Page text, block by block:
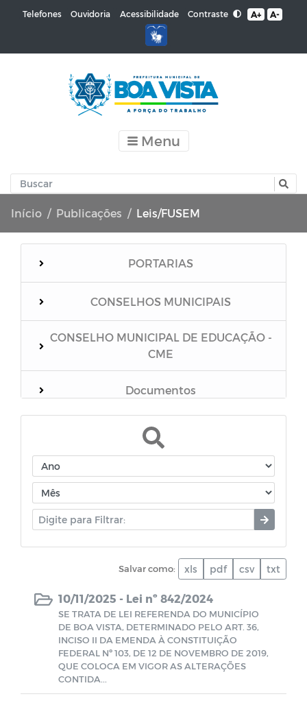
Telefones Ouvidoria Acessibilidade Contraste A+ A-
Menu
Início Publicações Leis/FUSEM
PORTARIAS
CONSELHOS MUNICIPAIS
CONSELHO MUNICIPAL DE EDUCAÇÃO -
CME
Documentos
Coronavírus
Campanhas
Cartilhas
FUSEM - Fundo Municipal de
Previdência Social do Município de Boa
Vista
Portarias/FUSEM
Prestação de Contas - FUSEM
Salvar como: xls pdf csv txt
10/11/2025 - Lei nº 842/2024
SE TRATA DE LEI REFERENDA DO MUNICÍPIO
DE BOA VISTA, DETERMINADO PELO ART. 36,
INCISO II DA EMENDA À CONSTITUIÇÃO
FEDERAL Nº 103, DE 12 DE NOVEMBRO DE 2019,
QUE COLOCA EM VIGOR AS ALTERAÇÕES
CONTIDA...